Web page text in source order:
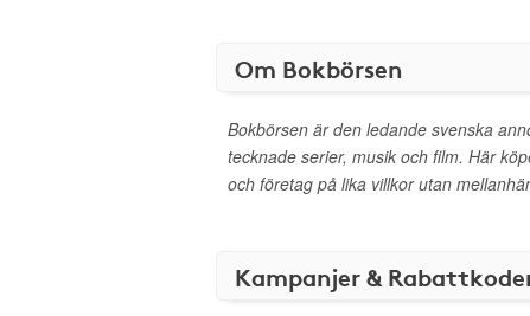
Om Bokbörsen
Bokbörsen är den ledande svenska
tecknade serier, musik och film. Här
och företag på lika villkor utan
Kampanjer &